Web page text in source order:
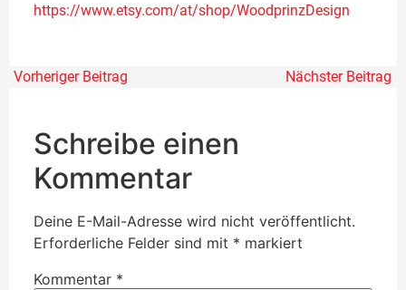
https://www.etsy.com/at/shop/WoodprinzDesign
Vorheriger Beitrag Nächster Beitrag
Schreibe einen
Kommentar
Deine E-Mail-Adresse wird nicht veröffentlicht.
Erforderliche Felder sind mit * markiert
Kommentar *